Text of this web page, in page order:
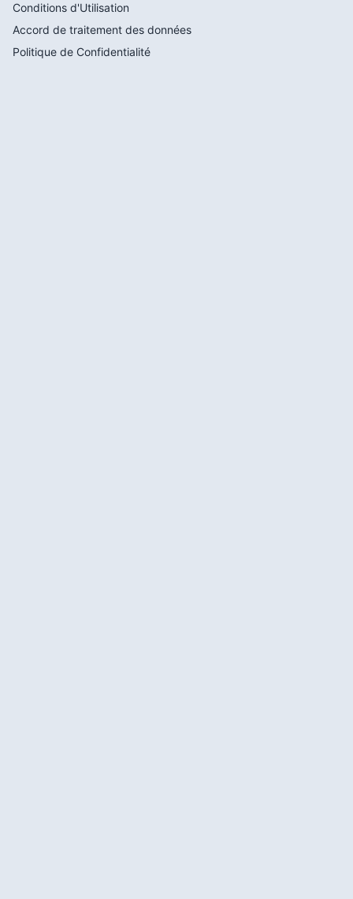
Conditions d'Utilisation
Accord de traitement des données
Politique de Confidentialité